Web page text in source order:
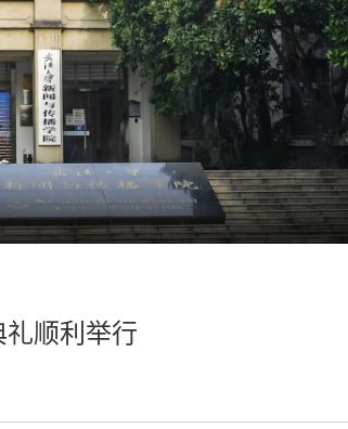
礼顺利举行